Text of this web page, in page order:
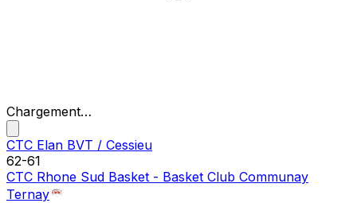
Chargement…
CTC Elan BVT / Cessieu
62-61
CTC Rhone Sud Basket - Basket Club Communay
Ternay